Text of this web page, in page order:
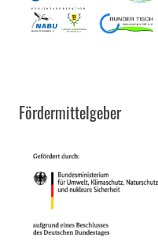
Fördermittelgeber